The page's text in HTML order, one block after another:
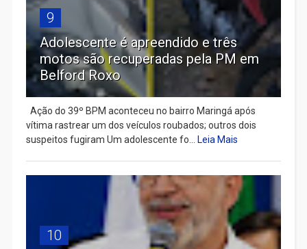
9
Adolescente é apreendido e três
motos são recuperadas pela PM em
Belford Roxo
Ação do 39º BPM aconteceu no bairro Maringá após
vítima rastrear um dos veículos roubados; outros dois
suspeitos fugiram Um adolescente fo...
Leia Mais
10